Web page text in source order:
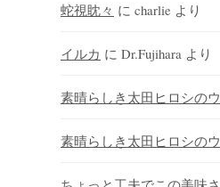
蛇視眈々 に charlie より
イルカ に Dr.Fujihara より
素晴らしき太田ヒロシの
素晴らしき太田ヒロシの